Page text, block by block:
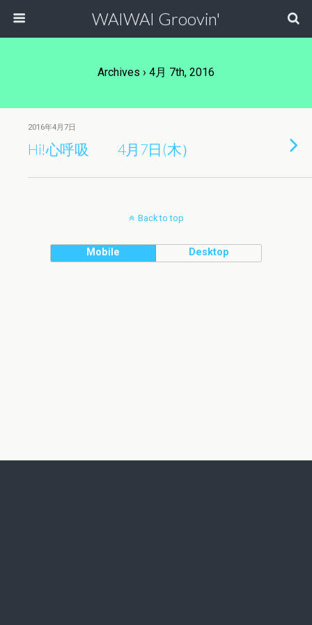
WAIWAI Groovin'
Archives › 4月 7th, 2016
2016年4月7日
Hi!心呼吸 4月7日(木）
Back to top
Mobile Desktop